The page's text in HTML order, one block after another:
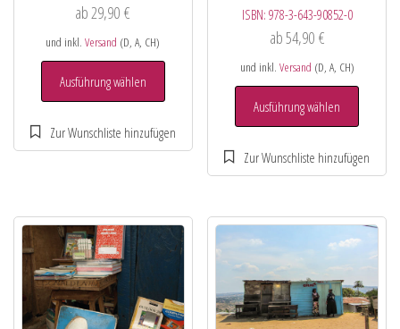
ab29,90€
und inkl.Versand (D, A, CH)
Ausführung wählen
ISBN: 978-3-643-90852-0
ab54,90 €
und inkl. Versand (D, A, CH)
Ausführung wählen